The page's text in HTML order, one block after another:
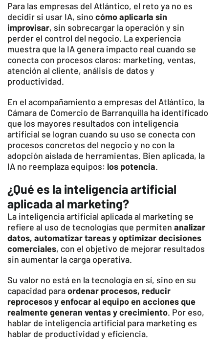
Para las empresas del Atlántico, el reto ya no es
decidir si usar IA, sino cómo aplicarla sin
improvisar, sin sobrecargar la operación y sin
perder el control del negocio. La experiencia
muestra que la IA genera impacto real cuando se
conecta con procesos claros: marketing, ventas,
atención al cliente, análisis de datos y
productividad.
En el acompañamiento a empresas del Atlántico, la
Cámara de Comercio de Barranquilla ha identificado
que los mayores resultados con inteligencia
artificial se logran cuando su uso se conecta con
procesos concretos del negocio y no con la
adopción aislada de herramientas. Bien aplicada, la
IA no reemplaza equipos: los potencia.
¿Qué es la inteligencia artificial
aplicada al marketing?
La inteligencia artificial aplicada al marketing se
refiere al uso de tecnologías que permiten analizar
datos, automatizar tareas y optimizar decisiones
comerciales, con el objetivo de mejorar resultados
sin aumentar la carga operativa.
Su valor no está en la tecnología en sí, sino en su
capacidad paraordenar procesos, reducir
reprocesos y enfocar al equipo en acciones que
realmente generan ventas y crecimiento. Por eso,
hablar de inteligencia artificial para marketing es
hablar de productividad y eficiencia.